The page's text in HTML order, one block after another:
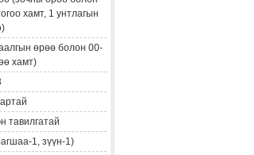
хамт, 1 унтлагын
өрөө болон 00-
хамт)
тавилгатай
1, зүүн-1)